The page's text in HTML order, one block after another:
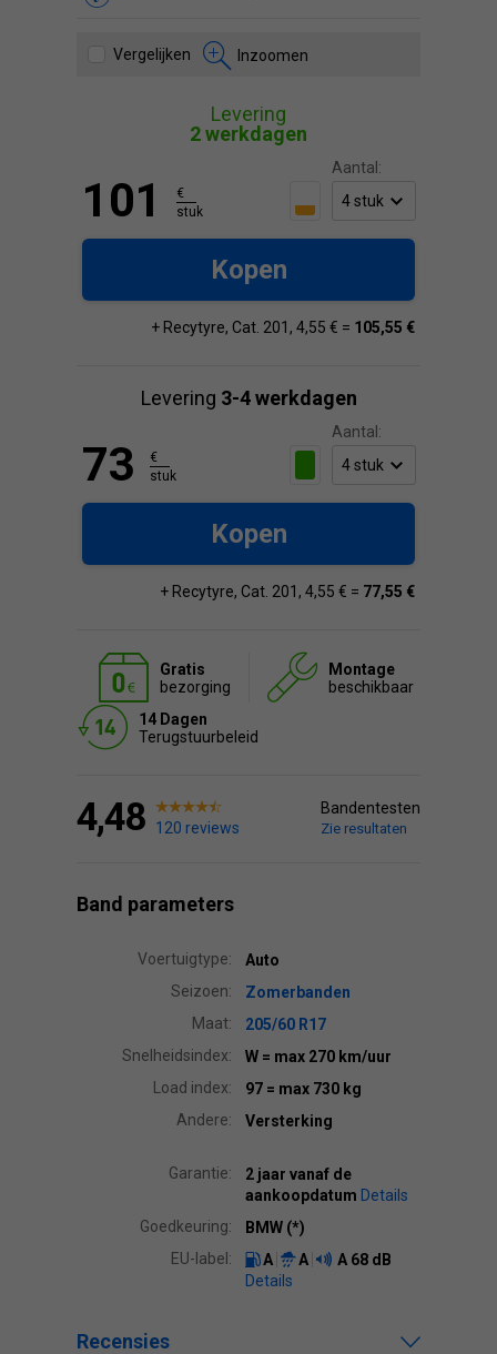
Vergelijken Inzoomen
Levering
2 werkdagen
Aantal:
101
€
stuk
Kopen
+ Recytyre, Cat. 201, 4,55 € = 105,55 €
Levering 3-4 werkdagen
Aantal:
73
€
stuk
Kopen
+ Recytyre, Cat. 201, 4,55 € = 77,55 €
Gratis
bezorging
Montage
beschikbaar
14 Dagen
Terugstuurbeleid
4,48 120 reviews
Bandentesten
Zie resultaten
Band parameters
Voertuigtype:
Auto
Seizoen:
Zomerbanden
Maat:
205/60 R17
Snelheidsindex:
W = max 270 km/uur
Load index:
97 = max 730 kg
Andere:
Versterking
Garantie:
2 jaar vanaf de
aankoopdatum Details
Goedkeuring:
BMW (*)
EU-label:
A A A 68 dB
Details
Recensies